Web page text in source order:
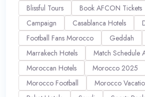
Blissful Tours
Book AFCON Tickets
Campaign
Casablanca Hotels
Football Fans Morocco
Geddah
Marrakech Hotels
Match Schedule
Moroccan Hotels
Morocco 2025
Morocco Football
Morocco